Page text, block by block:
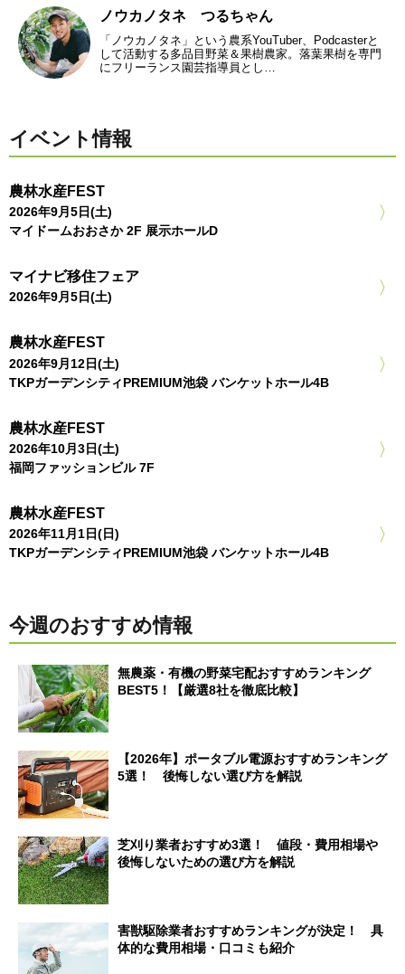
ノウカノタネ つるちゃん
「ノウカノタネ」という農系YouTuber、Podcasterと
して活動する多品目野菜＆果樹農家。落葉果樹を専門
にフリーランス園芸指導員とし…
イベント情報
農林水産FEST
2026年9月5日(土)
マイドームおおさか 2F 展示ホールD
マイナビ移住フェア
2026年9月5日(土)
農林水産FEST
2026年9月12日(土)
TKPガーデンシティPREMIUM池袋 バンケットホール4B
農林水産FEST
2026年10月3日(土)
福岡ファッションビル 7F
農林水産FEST
2026年11月1日(日)
TKPガーデンシティPREMIUM池袋 バンケットホール4B
今週のおすすめ情報
無農薬・有機の野菜宅配おすすめランキング
BEST5！【厳選8社を徹底比較】
【2026年】ポータブル電源おすすめランキング
5選！ 後悔しない選び方を解説
芝刈り業者おすすめ3選！ 値段・費用相場や
後悔しないための選び方を解説
害獣駆除業者おすすめランキングが決定！ 具
体的な費用相場・口コミも紹介